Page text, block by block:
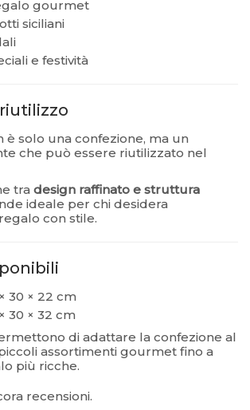
gourmet
siciliani
e festività
è solo una confezione, ma un
che può essere riutilizzato nel
tra design raffinato e struttura
ideale per chi desidera
con stile.
30 × 22 cm
30 × 32 cm
di adattare la confezione al
assortimenti gourmet fino a
più ricche.
recensioni.